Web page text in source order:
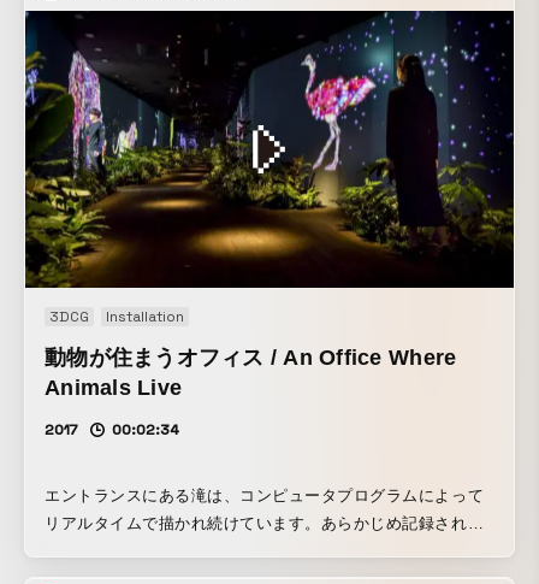
installation neither confronts nor overwhelms its natural
surroundings, but settles quietly into the landscape. The
sound, composed by Ohno, builds an ambient sonic
environment rooted in field recordings of a suikinkutsu — a
traditional Japanese water instrument. Snake Line was
produced as part of VideoListening, a media art program
directed by Shinichi Yamamoto.
3DCG Installation
動物が住まうオフィス / An Office Where
Animals Live
2017 00:02:34
エントランスにある滝は、コンピュータプログラムによって
リアルタイムで描かれ続けています。あらかじめ記録された
状態が複製されることはありません。今この瞬間の滝は、二